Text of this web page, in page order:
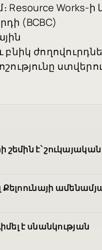
Resource Works-ի
(BCBC)
է՝ շուկայական
է սնանկության